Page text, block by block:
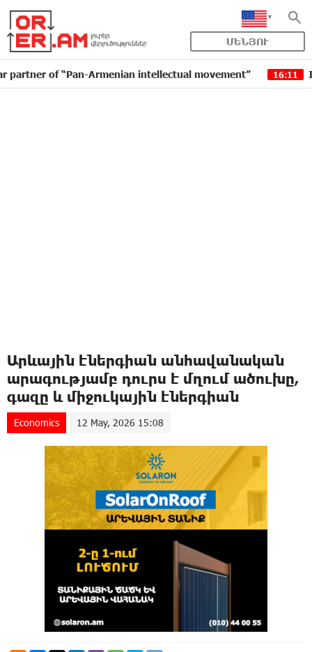
ՄԵՆՅՈՒ
“Pan-Armenian intellectual movement” 16:11 IDBank
Արևային էներգիան անհավանական
արագությամբ դուրս է մղում ածուխը,
գազը և միջուկային էներգիան
Economics 12 May, 2026 15:08